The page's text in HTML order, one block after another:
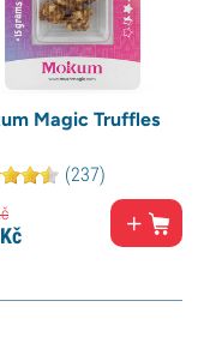
Magic Truffles
(237)
Kč